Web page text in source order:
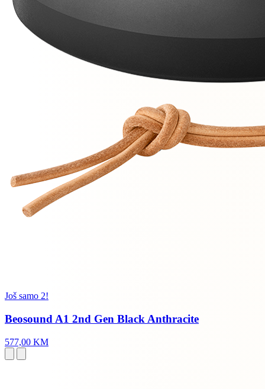
Još samo 2!
Beosound A1 2nd Gen Black Anthracite
577,00 KM